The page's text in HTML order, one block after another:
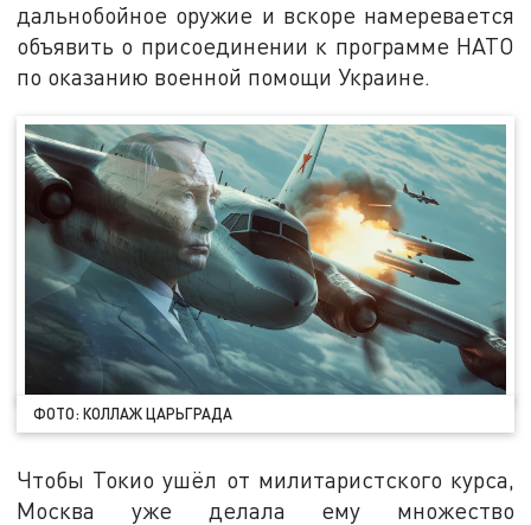
дальнобойное оружие и вскоре намеревается
объявить о присоединении к программе НАТО
по оказанию военной помощи Украине.
ФОТО: КОЛЛАЖ ЦАРЬГРАДА
Чтобы Токио ушёл от милитаристского курса,
Москва уже делала ему множество